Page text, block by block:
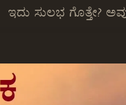
ಇದು ಸುಲಭ ಗೊತ್ತೇ?